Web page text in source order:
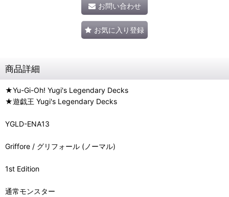
お問い合わせ
お気に入り登録
商品詳細
★Yu-Gi-Oh! Yugi's Legendary Decks
★遊戯王 Yugi's Legendary Decks
YGLD-ENA13
Griffore / グリフォール (ノーマル)
1st Edition
通常モンスター